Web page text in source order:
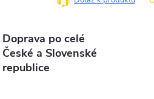
Doprava po celé
České a Slovenské
republice